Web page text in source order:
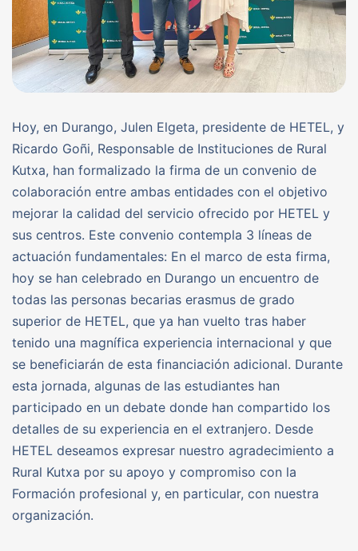
Hoy, en Durango, Julen Elgeta, presidente de HETEL, y
Ricardo Goñi, Responsable de Instituciones de Rural
Kutxa, han formalizado la firma de un convenio de
colaboración entre ambas entidades con el objetivo
mejorar la calidad del servicio ofrecido por HETEL y
sus centros. Este convenio contempla 3 líneas de
actuación fundamentales: En el marco de esta firma,
hoy se han celebrado en Durango un encuentro de
todas las personas becarias erasmus de grado
superior de HETEL, que ya han vuelto tras haber
tenido una magnífica experiencia internacional y que
se beneficiarán de esta financiación adicional. Durante
esta jornada, algunas de las estudiantes han
participado en un debate donde han compartido los
detalles de su experiencia en el extranjero. Desde
HETEL deseamos expresar nuestro agradecimiento a
Rural Kutxa por su apoyo y compromiso con la
Formación profesional y, en particular, con nuestra
organización.